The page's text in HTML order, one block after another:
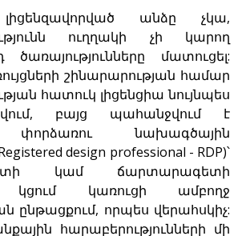
անձը չկա,
ուղղակի չի կարող
մատուցել:
շինարարության համար
հատուկ լիցենցիա նույնպես
բայց պահանջվում է
փորձառու նախագծային
design professional - RDP)՝
կամ ճարտարագետի
կառուցի ամբողջ
ընթացքում, որպես վերահսկիչ:
հարաբերությունների մի